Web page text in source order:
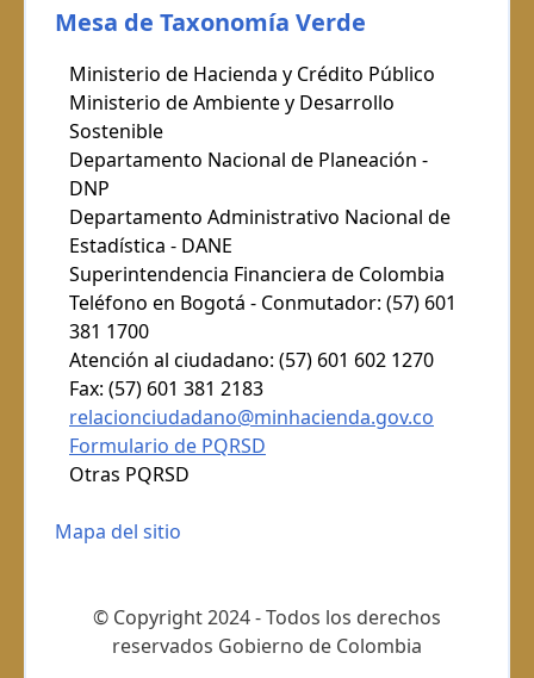
Mesa de Taxonomía Verde
Ministerio de Hacienda y Crédito Público
Ministerio de Ambiente y Desarrollo
Sostenible
Departamento Nacional de Planeación -
DNP
Departamento Administrativo Nacional de
Estadística - DANE
Superintendencia Financiera de Colombia
Teléfono en Bogotá - Conmutador: (57) 601
381 1700
Atención al ciudadano: (57) 601 602 1270
Fax: (57) 601 381 2183
relacionciudadano@minhacienda.gov.co
Formulario de PQRSD
Otras PQRSD
Mapa del sitio
© Copyright 2024 - Todos los derechos
reservados Gobierno de Colombia